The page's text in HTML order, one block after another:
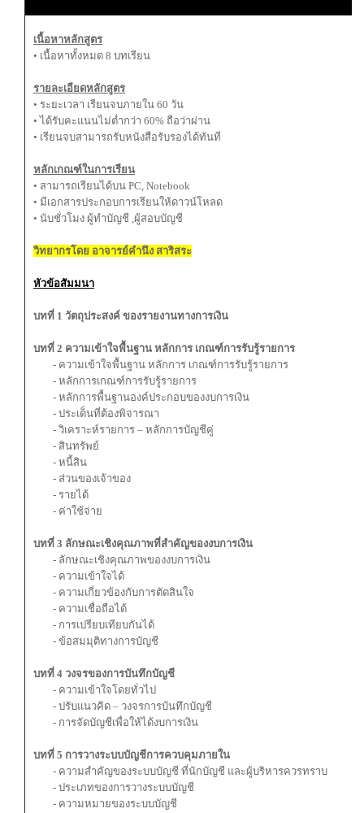
เนื้อหาหลักสูตร
• เนื้อหาทั้งหมด 8 บทเรียน
รายละเอียดหลักสูตร
• ระยะเวลา เรียนจบภายใน 60 วัน
• ได้รับคะแนนไม่ต่ำกว่า 60% ถือว่าผ่าน
• เรียนจบสามารถรับหนังสือรับรองได้ทันที
หลักเกณฑ์ในการเรียน
• สามารถเรียนได้บน PC, Notebook
• มีเอกสารประกอบการเรียนให้ดาวน์โหลด
• นับชั่วโมง ผู้ทำบัญชี ,ผู้สอบบัญชี
วิทยากรโดย อาจารย์คำนึง สาริสระ
หัวข้อสัมมนา
บทที่ 1 วัตถุประสงค์ ของรายงานทางการเงิน
บทที่ 2 ความเข้าใจพื้นฐาน หลักการ เกณฑ์การรับรู้รายการ
- ความเข้าใจพื้นฐาน หลักการ เกณฑ์การรับรู้รายการ
- หลักการเกณฑ์การรับรู้รายการ
- หลักการพื้นฐานองค์ประกอบของงบการเงิน
- ประเด็นที่ต้องพิจารณา
- วิเคราะห์รายการ – หลักการบัญชีคู่
- สินทรัพย์
- หนี้สิน
- ส่วนของเจ้าของ
- รายได้
- ค่าใช้จ่าย
บทที่ 3 ลักษณะเชิงคุณภาพที่สำคัญของงบการเงิน
- ลักษณะเชิงคุณภาพของงบการเงิน
- ความเข้าใจได้
- ความเกี่ยวข้องกับการตัดสินใจ
- ความเชื่อถือได้
- การเปรียบเทียบกันได้
- ข้อสมมุติทางการบัญชี
บทที่ 4 วงจรของการบันทึกบัญชี
- ความเข้าใจโดยทั่วไป
- ปรับแนวคิด – วงจรการบันทึกบัญชี
- การจัดบัญชีเพื่อให้ได้งบการเงิน
บทที่ 5 การวางระบบบัญชีการควบคุมภายใน
- ความสำคัญของระบบบัญชี ที่นักบัญชี และผู้บริหารควรทราบ
- ประเภทของการวางระบบบัญชี
- ความหมายของระบบบัญชี